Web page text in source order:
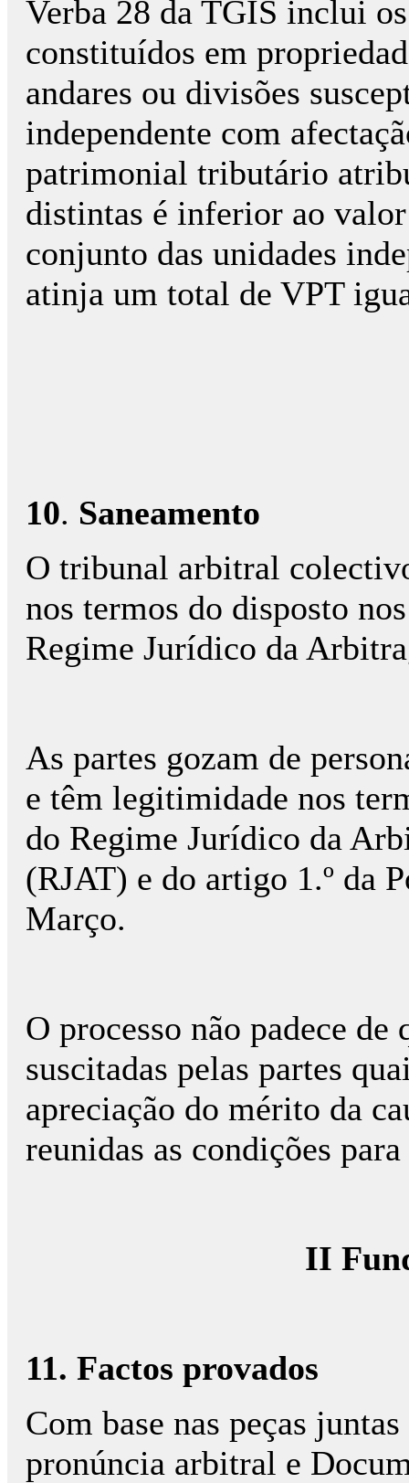
Verba 28 da TGIS inclui
constituídos em
andares ou divisões
independente com
patrimonial tributário
distintas é inferior ao
conjunto das unidades
atinja um total de VPT
10. Saneamento
O tribunal arbitral
nos termos do disposto
Regime Jurídico da
As partes gozam de
e têm legitimidade nos
do Regime Jurídico da
(RJAT) e do artigo 1.º da
Março.
O processo não padece
suscitadas pelas partes
apreciação do mérito da
reunidas as condições
II
11. Factos provados
Com base nas peças
pronúncia arbitral e